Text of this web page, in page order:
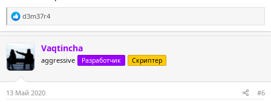
С
и
м
а
т
и
и
d3m37r4
Vaqtincha
aggressive Разработчик Скриптер
13 Май 2020 #6